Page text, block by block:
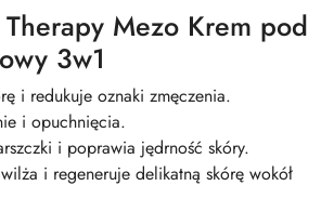
Mezo Krem pod
3w1
i redukuje oznaki zmęczenia.
i opuchnięcia.
i poprawia jędrność skóry.
i regeneruje delikatną skórę wokół